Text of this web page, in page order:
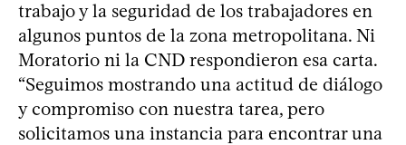
trabajo y la seguridad de los trabajadores en
algunos puntos de la zona metropolitana. Ni
Moratorio ni la CND respondieron esa carta.
“Seguimos mostrando una actitud de diálogo
y compromiso con nuestra tarea, pero
solicitamos una instancia para encontrar una